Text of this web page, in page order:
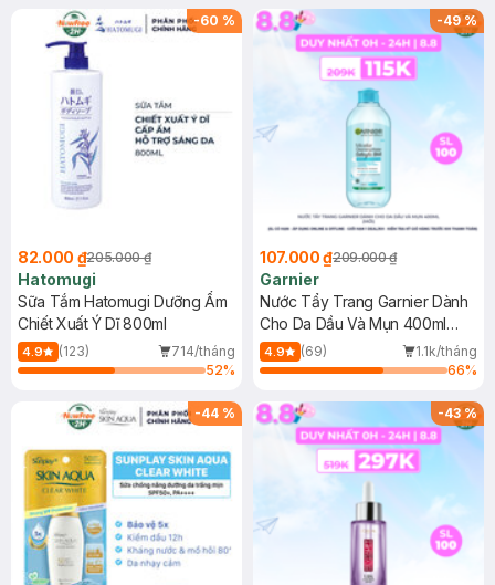
(SL có hạn)
-60 %
82.000 ₫205.000 ₫
Hatomugi
Sữa Tắm Hatomugi Dưỡng Ẩm
Chiết Xuất Ý Dĩ 800ml
4.9 (123)
714/tháng
52%
-49%
107.000 ₫209.000 ₫
Garnier
Nước Tẩy Trang Garnier Dành
Cho Da Dầu Và Mụn 400ml
(Mới)
4.9 (69)
1.1k/tháng
66%
-44 % -43%